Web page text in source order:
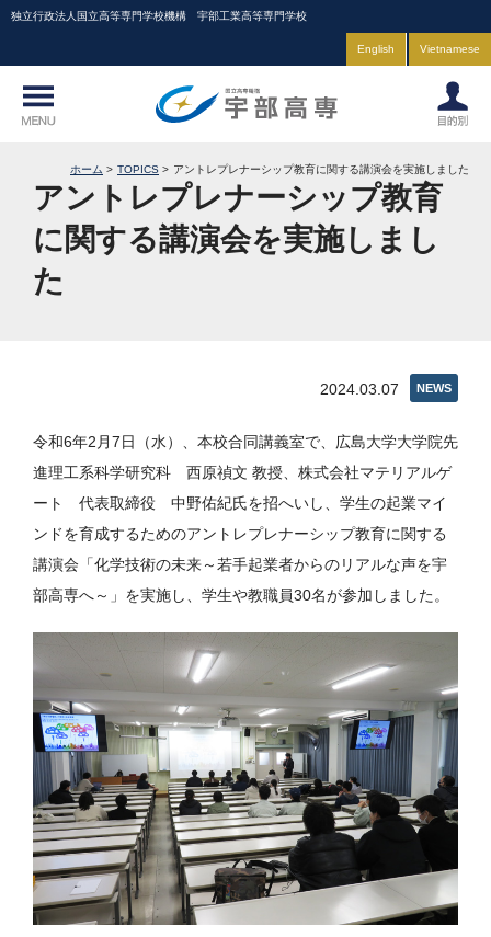
独立行政法人国立高等専門学校機構 宇部工業高等専門学校
English Vietnamese
ホーム TOPICS アントレプレナーシップ教育に関する講演会を実施しました
アントレプレナーシップ教育
に関する講演会を実施しまし
た
NEWS
2024.03.07
令和6年2月7日（水）、本校合同講義室で、広島大学大学院先
進理工系科学研究科 西原禎文 教授、株式会社マテリアルゲ
ート 代表取締役 中野佑紀氏を招へいし、学生の起業マイ
ンドを育成するためのアントレプレナーシップ教育に関する
講演会「化学技術の未来～若手起業者からのリアルな声を宇
部高専へ～」を実施し、学生や教職員30名が参加しました。